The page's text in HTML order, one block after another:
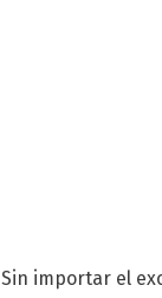
Sin importar el